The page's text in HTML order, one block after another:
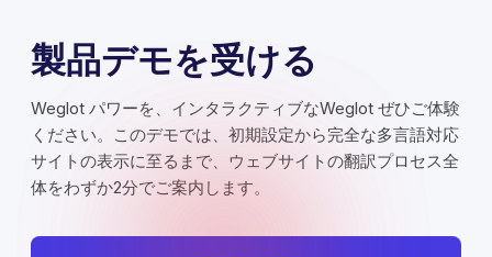
製品デモを受ける
Weglot パワーを、インタラクティブなWeglot ぜひご体験
ください。このデモでは、初期設定から完全な多言語対応
サイトの表示に至るまで、ウェブサイトの翻訳プロセス全
体をわずか2分でご案内します。